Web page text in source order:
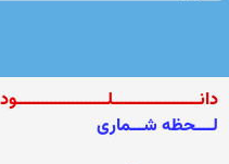
لــــحظه شـــماری